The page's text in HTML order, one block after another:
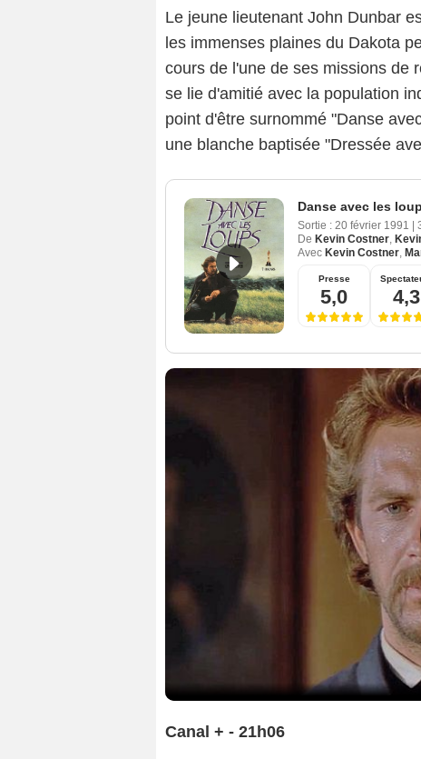
Le jeune lieutenant John Dunbar
les immenses plaines du Dakota
cours de l'une de ses missions de
se lie d'amitié avec la population
point d'être surnommé "Danse
une blanche baptisée "Dressée
Danse avec les
Sortie : 20 février 1991
De Kevin Costner,
Avec Kevin Costner,
Presse
5,0 4,3
Canal + - 21h06